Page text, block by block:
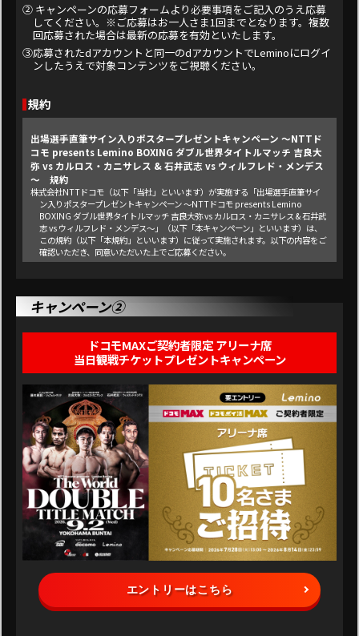
② キャンペーンの応募フォームより必要事項をご記入のうえ応募
してください。※ご応募はお一人さま1回までとなります。複数
回応募された場合は最新の応募を有効といたします。
③応募されたdアカウントと同一のdアカウントでLeminoにログイ
ンしたうえで対象コンテンツをご視聴ください。
規約
出場選手直筆サイン入りポスタープレゼントキャンペーン ～NTTド
コモ presents Lemino BOXING ダブル世界タイトルマッチ 吉良大
弥 vs カルロス・カニサレス & 石井武志 vs ウィルフレド・メンデス
～ 規約
株式会社NTTドコモ（以下「当社」といいます）が実施する「出場選手直筆サイ
ン入りポスタープレゼントキャンペーン ～NTTドコモ presents Lemino
BOXING ダブル世界タイトルマッチ 吉良大弥 vs カルロス・カニサレス & 石井武
志 vs ウィルフレド・メンデス～」（以下「本キャンペーン」といいます）は、
この規約（以下「本規約」といいます）に従って実施されます。以下の内容をご
確認いただき、同意いただいた上でご応募ください。
presents Lemino BOXING ダブル世界タイトルマッチ 吉良大弥 vs カルロス・
カニサレス & 石井武志 vs ウィルフレド・メンデス」大会公式ポスター / 20名
2026年7月28日(火) 13:00 ～ 2026年9月16日(水) 23:59
・日本国内にお住まいであること
・ Leminoプレミアム会員であること
※「Leminoプレミアム視聴用シリアルコード」「Leminoプレミアムプリペイ
ドカード」でご登録されている方は抽選対象外となります。
・2026年10月17(土) 0:00までLeminoプレミアム会員を継続されていること
※途中解約された場合は抽選対象外となります。
・応募期間中に対象コンテンツを視聴していること
＜対象コンテンツ＞
・NTTドコモ presents Lemino BOXING ダブル世界タイトルマッチ 吉良大弥
vs カルロス・カニサレス & 石井武志 vs ウィルフレド・メンデス
※配信期間：2026年9月2日(水) 15:00 ～ 2026年9月16日(水) 23:59
※応募されたdアカウントと同一のdアカウントでLeminoにログインしたう
えでご視聴ください。
■応募方法
①Leminoプレミアムをご契約ください。
※すでにLeminoプレミアムをご契約中の方もご応募いただけます。
キャンペーン②
ドコモMAXご契約者限定 アリーナ席
当日観戦チケットプレゼントキャンペーン
エントリーはこちら